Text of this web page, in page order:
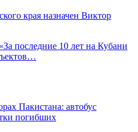
края назначен Виктор
последние 10 лет на Кубани
Пакистана: автобус
погибших